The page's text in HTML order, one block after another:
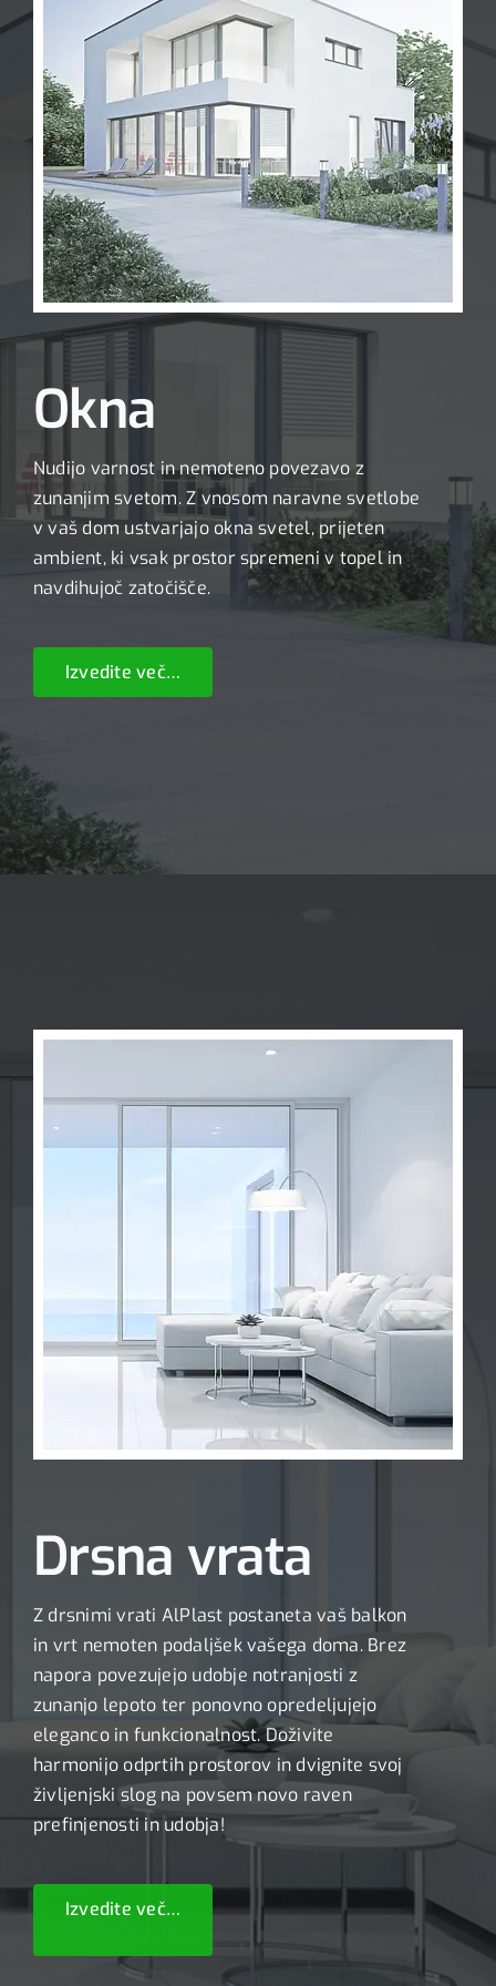
Okna
Nudijo varnost in nemoteno povezavo z
zunanjim svetom. Z vnosom naravne svetlobe
v vaš dom ustvarjajo okna svetel, prijeten
ambient, ki vsak prostor spremeni v topel in
navdihujoč zatočišče.
Izvedite več…
Drsna vrata
Z drsnimi vrati AlPlast postaneta vaš balkon
in vrt nemoten podaljšek vašega doma. Brez
napora povezujejo udobje notranjosti z
zunanjo lepoto ter ponovno opredeljujejo
eleganco in funkcionalnost. Doživite
harmonijo odprtih prostorov in dvignite svoj
življenjski slog na povsem novo raven
prefinjenosti in udobja!
Izvedite več…